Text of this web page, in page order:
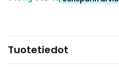
Tuotetiedot